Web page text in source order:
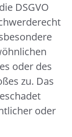
DSGVO
oder des
zu. Das
oder